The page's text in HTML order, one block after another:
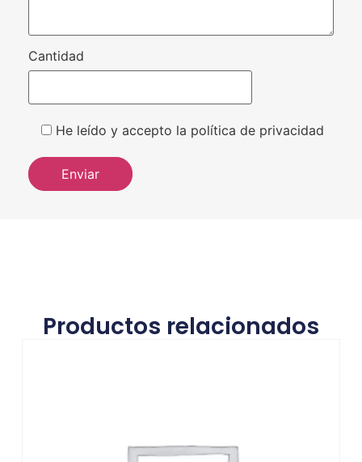
Cantidad
He leído y accepto la política de privacidad
Productos relacionados